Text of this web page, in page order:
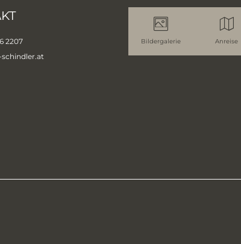
2207
at
Bildergalerie Anreise